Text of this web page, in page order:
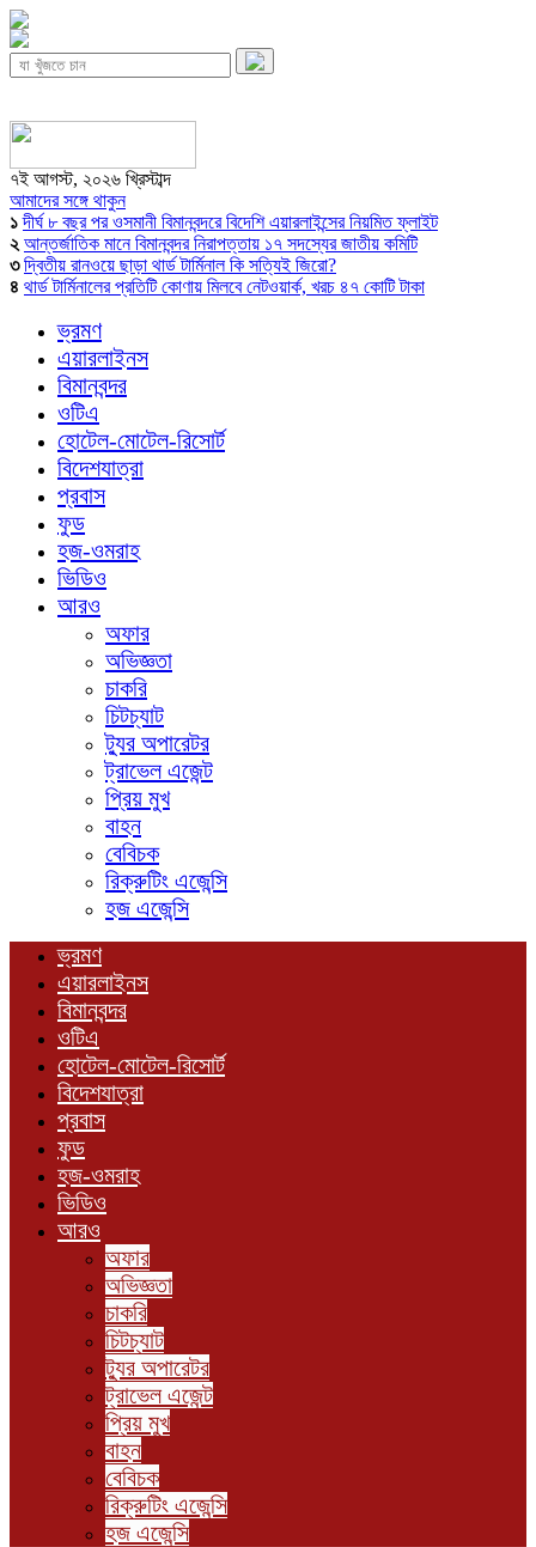
৭ই আগস্ট, ২০২৬ খ্রিস্টাব্দ
আমাদের সঙ্গে থাকুন
১ দীর্ঘ ৮ বছর পর ওসমানী বিমানবন্দরে বিদেশি এয়ারলাইন্সের নিয়মিত ফ্লাইট
২ আন্তর্জাতিক মানে বিমানবন্দর নিরাপত্তায় ১৭ সদস্যের জাতীয় কমিটি
৩ দ্বিতীয় রানওয়ে ছাড়া থার্ড টার্মিনাল কি সত্যিই জিরো?
৪ থার্ড টার্মিনালের প্রতিটি কোণায় মিলবে নেটওয়ার্ক, খরচ ৪৭ কোটি টাকা
ভ্রমণ
এয়ারলাইনস
বিমানবন্দর
ওটিএ
হোটেল-মোটেল-রিসোর্ট
বিদেশযাত্রা
প্রবাস
ফুড
হজ-ওমরাহ
ভিডিও
আরও
অফার
অভিজ্ঞতা
চাকরি
চিটচ্যাট
ট্যুর অপারেটর
ট্রাভেল এজেন্ট
প্রিয় মুখ
বাহন
বেবিচক
রিক্রুটিং এজেন্সি
হজ এজেন্সি
ভ্রমণ
এয়ারলাইনস
বিমানবন্দর
ওটিএ
হোটেল-মোটেল-রিসোর্ট
বিদেশযাত্রা
প্রবাস
ফুড
হজ-ওমরাহ
ভিডিও
আরও
অফার
অভিজ্ঞতা
চাকরি
চিটচ্যাট
ট্যুর অপারেটর
ট্রাভেল এজেন্ট
প্রিয় মুখ
বাহন
বেবিচক
রিক্রুটিং এজেন্সি
হজ এজেন্সি